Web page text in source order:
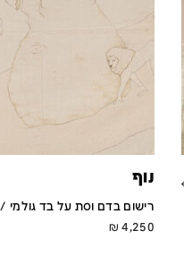
נוף
רישום בדם וסת על בד גולמי / 60x120 ס''מ
4,250
₪